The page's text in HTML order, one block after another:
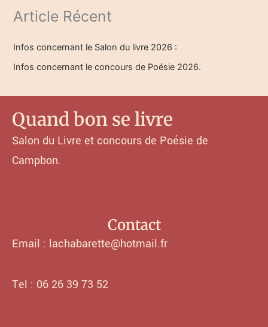
Article Récent
Infos concernant le Salon du livre 2026 :
Infos concernant le concours de Poésie 2026.
Quand bon se livre
Salon du Livre et concours de Poésie de
Campbon.
Contact
Email : lachabarette@hotmail.fr
Tel : 06 26 39 73 52